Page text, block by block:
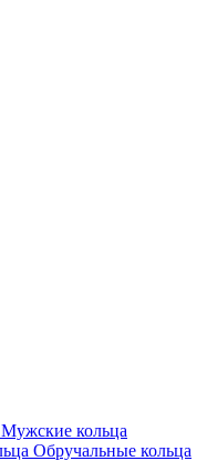
Мужские кольца
Обручальные кольца